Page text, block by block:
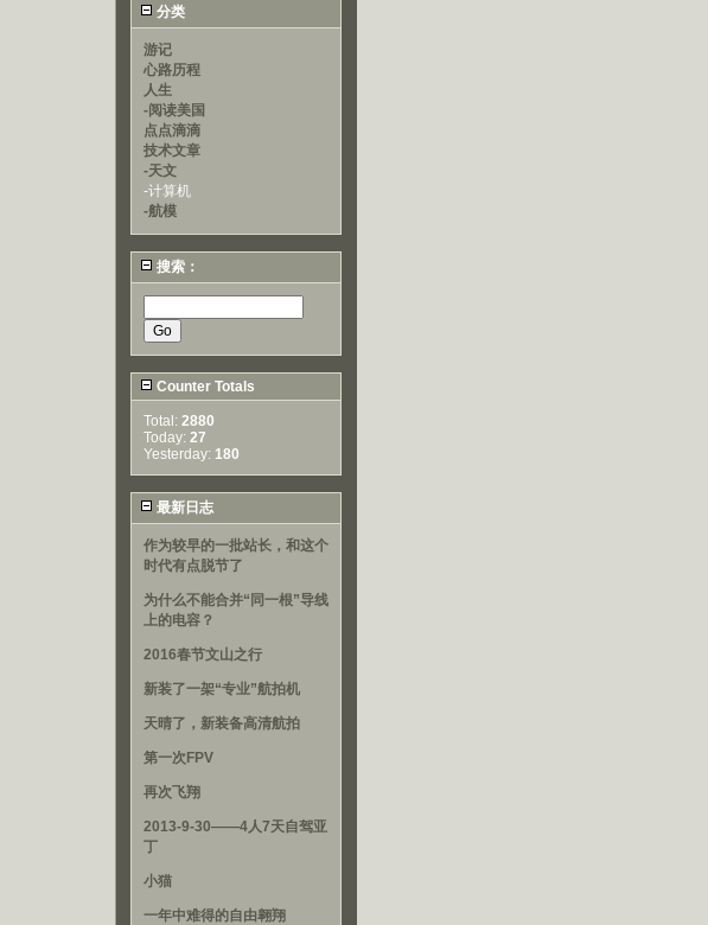
分类
游记
心路历程
人生
-阅读美国
点点滴滴
技术文章
-天文
-计算机
-航模
搜索：
Counter Totals
Total: 2880
Today: 27
Yesterday: 180
最新日志
作为较早的一批站长，和这个
时代有点脱节了
为什么不能合并“同一根”导线
上的电容？
2016春节文山之行
新装了一架“专业”航拍机
天晴了，新装备高清航拍
第一次FPV
再次飞翔
2013-9-30——4人7天自驾亚
丁
小猫
一年中难得的自由翱翔